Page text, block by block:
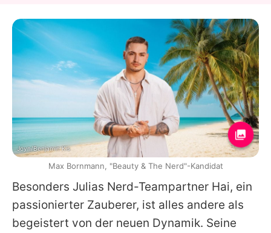
Besonders Julias Nerd-Teampartner Hai, ein
passionierter Zauberer, ist alles andere als
begeistert von der neuen Dynamik. Seine
Joyn/Benjamin Kis
Max Bornmann, "Beauty & The Nerd"-Kandidat